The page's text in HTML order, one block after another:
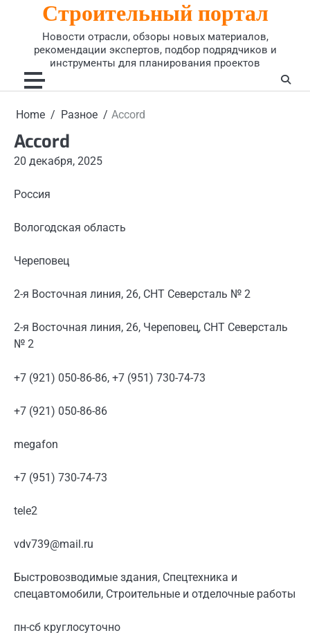
Строительный портал
Новости отрасли, обзоры новых материалов,
рекомендации экспертов, подбор подрядчиков и
инструменты для планирования проектов
Home Разное Accord
Accord
20 декабря, 2025
Россия
Вологодская область
Череповец
2-я Восточная линия, 26, СНТ Северсталь № 2
2-я Восточная линия, 26, Череповец, СНТ Северсталь
№ 2
+7 (921) 050-86-86, +7 (951) 730-74-73
+7 (921) 050-86-86
megafon
+7 (951) 730-74-73
tele2
vdv739@mail.ru
Быстровозводимые здания, Спецтехника и
спецавтомобили, Строительные и отделочные работы
пн-сб круглосуточно